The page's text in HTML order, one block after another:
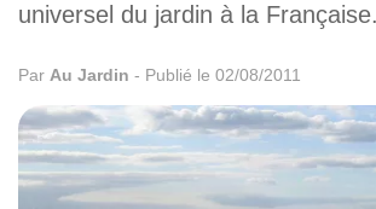
universel du jardin à la Française.
Par Au Jardin - Publié le 02/08/2011